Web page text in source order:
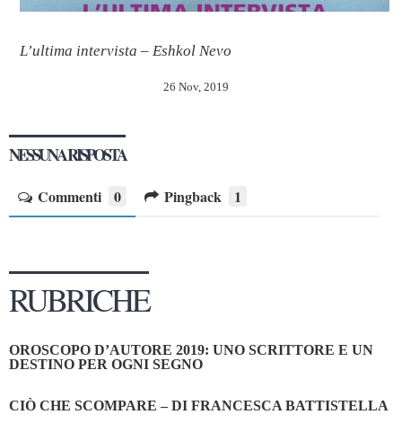
L’ultima intervista – Eshkol Nevo
26 Nov, 2019
NESSUNA RISPOSTA
Commenti 0 Pingback 1
RUBRICHE
OROSCOPO D’AUTORE 2019: UNO SCRITTORE E UN
DESTINO PER OGNI SEGNO
CIÒ CHE SCOMPARE – DI FRANCESCA BATTISTELLA